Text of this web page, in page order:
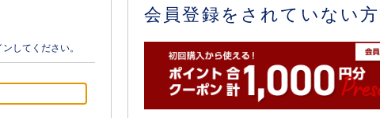
してください。
会員登録をされていない方